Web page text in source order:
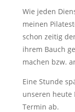
Wie jeden
meinen
schon zeitig
ihrem Bauch
machen bzw.
Eine Stunde
unseren heute
Termin ab.